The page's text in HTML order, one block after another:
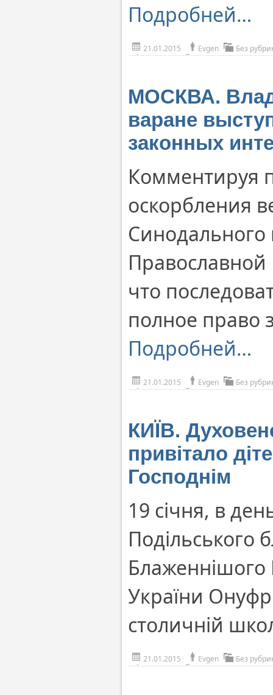
Подробней…
21.01.2015 Evgen Без
МОСКВА.
варане
законных
Комментируя
оскорбления
что
полное право
Подробней…
21.01.2015 Evgen Без
КИЇВ.
привітало
Господнім
19 січня, в
Подільського
Блаженнішого
України
столичній
21.01.2015 Evgen Без